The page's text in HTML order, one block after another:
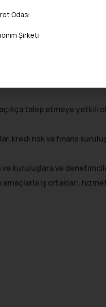
talep etmeye yetkili
kredi risk ve finans
kuruluşlara ve
amaçlarla iş ortakları,
Odası
Şirketi